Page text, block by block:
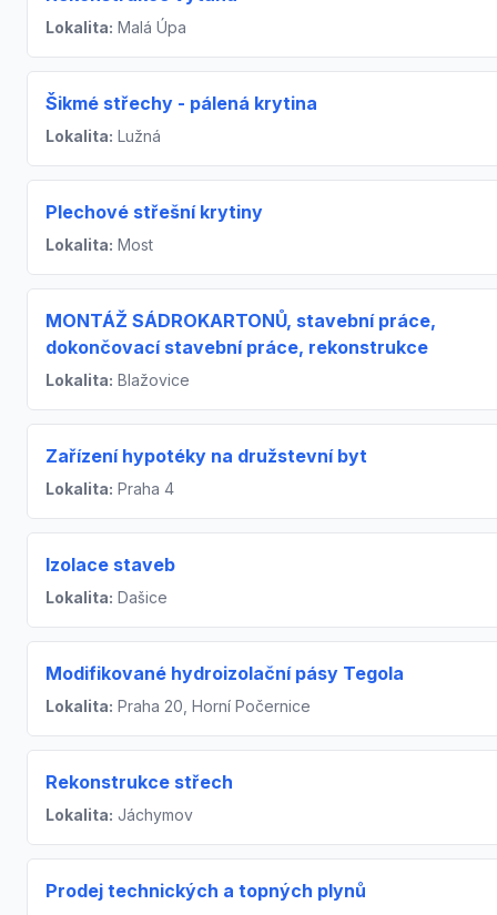
Lokalita: Malá Úpa
Šikmé střechy - pálená krytina
Lokalita: Lužná
Plechové střešní krytiny
Lokalita: Most
MONTÁŽ SÁDROKARTONŮ, stavební práce,
dokončovací stavební práce, rekonstrukce
Lokalita: Blažovice
Zařízení hypotéky na družstevní byt
Lokalita: Praha 4
Izolace staveb
Lokalita: Dašice
Modifikované hydroizolační pásy Tegola
Lokalita: Praha 20, Horní Počernice
Rekonstrukce střech
Lokalita: Jáchymov
Prodej technických a topných plynů